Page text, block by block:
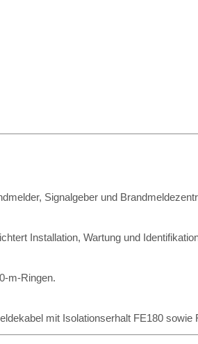
Signalgeber und
Installation, Wartung und
m-Ringen.
mit Isolationserhalt FE180